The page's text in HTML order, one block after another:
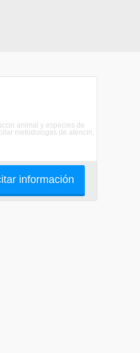
animal y especies de
metodologas de atencin,
información